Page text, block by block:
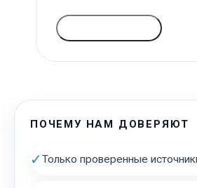
ПОЧЕМУ НАМ ДОВЕРЯЮТ
✓Только проверенные